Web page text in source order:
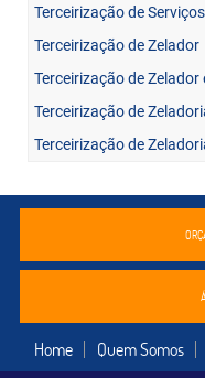
Terceirização de
Terceirização de Zelador
Terceirização de Zelador
Terceirização de
Terceirização de
Home Quem Somos